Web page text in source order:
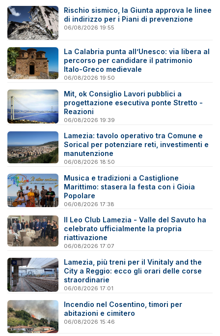
Rischio sismico, la Giunta approva le linee
di indirizzo per i Piani di prevenzione
06/08/2026 19:55
La Calabria punta all’Unesco: via libera al
percorso per candidare il patrimonio
Italo-Greco medievale
06/08/2026 19:50
Mit, ok Consiglio Lavori pubblici a
progettazione esecutiva ponte Stretto -
Reazioni
06/08/2026 19:39
Lamezia: tavolo operativo tra Comune e
Sorical per potenziare reti, investimenti e
manutenzione
06/08/2026 18:50
Musica e tradizioni a Castiglione
Marittimo: stasera la festa con i Gioia
Popolare
06/08/2026 17:38
Il Leo Club Lamezia - Valle del Savuto ha
celebrato ufficialmente la propria
riattivazione
06/08/2026 17:07
Lamezia, più treni per il Vinitaly and the
City a Reggio: ecco gli orari delle corse
straordinarie
06/08/2026 17:01
Incendio nel Cosentino, timori per
abitazioni e cimitero
06/08/2026 15:46